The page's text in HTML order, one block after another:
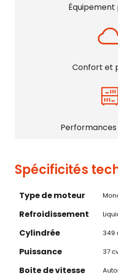
Confort et
Spécificités
Type de moteur
Refroidissement
Cylindrée 349
Puissance 37
Boite de vitesse